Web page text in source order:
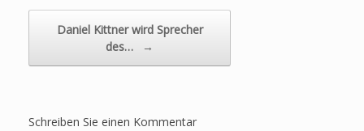
Daniel Kittner wird Sprecher
des…
→
Schreiben Sie einen Kommentar